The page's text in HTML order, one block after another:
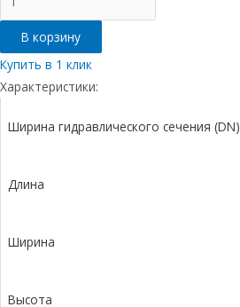
товара
Лоток
водоотводный
бетонный
коробчатый
(СО-300мм),
чугунной
водосливом
(30).62(55)
S,
В корзину
Купить в 1 клик
Характеристики:
Ширина гидравлического сечения (DN)
Длина
Ширина
Высота